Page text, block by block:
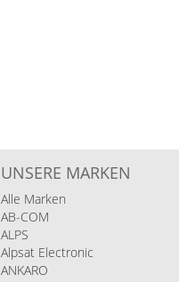
UNSERE MARKEN
Alle Marken
AB-COM
ALPS
Alpsat Electronic
ANKARO